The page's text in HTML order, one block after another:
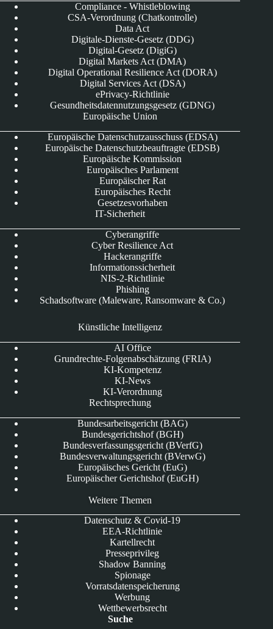
Compliance - Whistleblowing
CSA-Verordnung (Chatkontrolle)
Data Act
Digitale-Dienste-Gesetz (DDG)
Digital-Gesetz (DigiG)
Digital Markets Act (DMA)
Digital Operational Resilience Act (DORA)
Digital Services Act (DSA)
ePrivacy-Richtlinie
Gesundheitsdatennutzungsgesetz (GDNG)
Europäische Union
Europäische Datenschutzausschuss (EDSA)
Europäische Datenschutzbeauftragte (EDSB)
Europäische Kommission
Europäisches Parlament
Europäischer Rat
Europäisches Recht
Gesetzesvorhaben
IT-Sicherheit
Cyberangriffe
Cyber Resilience Act
Hackerangriffe
Informationssicherheit
NIS-2-Richtlinie
Phishing
Schadsoftware (Maleware, Ransomware & Co.)
Künstliche Intelligenz
AI Office
Grundrechte-Folgenabschätzung (FRIA)
KI-Kompetenz
KI-News
KI-Verordnung
Rechtsprechung
Bundesarbeitsgericht (BAG)
Bundesgerichtshof (BGH)
Bundesverfassungsgericht (BVerfG)
Bundesverwaltungsgericht (BVerwG)
Europäisches Gericht (EuG)
Europäischer Gerichtshof (EuGH)
Weitere Themen
Datenschutz & Covid-19
EEA-Richtlinie
Kartellrecht
Presseprivileg
Shadow Banning
Spionage
Vorratsdatenspeicherung
Werbung
Wettbewerbsrecht
Suche